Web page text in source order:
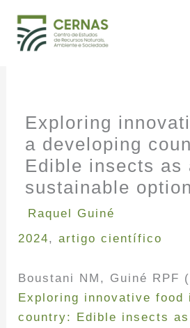
content
Exploring
a developing
Edible insects as
sustainable option
Raquel Guiné
2024,artigo científico
Boustani NM, Guiné RPF
Exploring innovative food
country: Edible insects